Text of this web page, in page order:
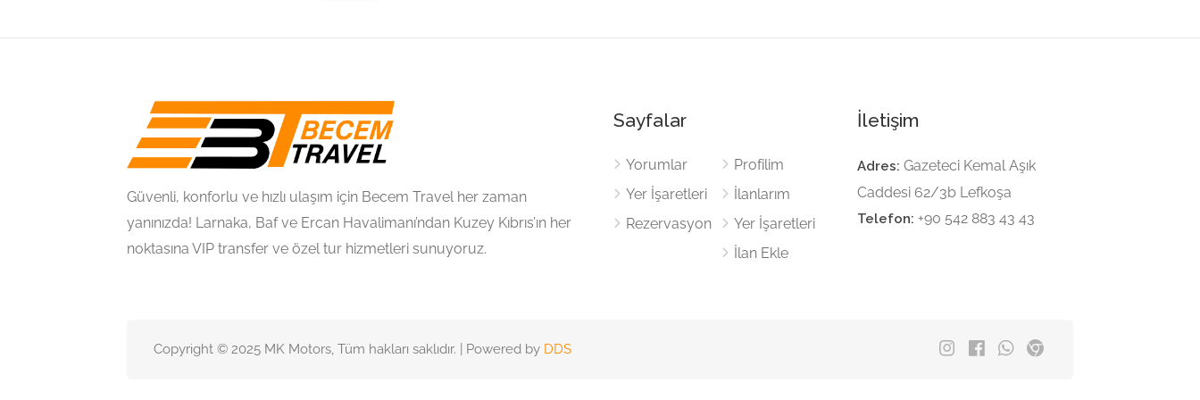
Güvenli, konforlu ve hızlı ulaşım için Becem Travel her zaman
yanınızda! Larnaka, Baf ve Ercan Havalimanı’ndan Kuzey Kıbrıs’ın her
noktasına VIP transfer ve özel tur hizmetleri sunuyoruz.
Sayfalar
Yorumlar
Yer İşaretleri
Rezervasyon
Profilim
İlanlarım
Yer İşaretleri
İlan Ekle
İletişim
Adres: Gazeteci Kemal Aşık
Caddesi 62/3b Lefkoşa
Telefon: +90 542 883 43 43
Copyright © 2025 MK Motors, Tüm hakları saklıdır. | Powered by DDS